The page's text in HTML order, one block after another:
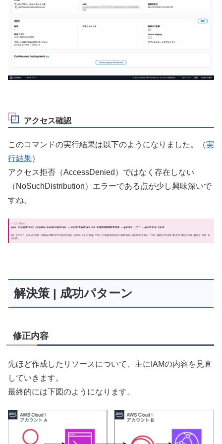
アクセス確認
このコマンドの実行結果は以下のようになりました。（実
行結果）
アクセス拒否（AccessDenied）ではなく存在しない
（NoSuchDistribution）エラーである点が少し興味深いで
すね。
解決策 | 成功パターン
修正内容
先ほど作成したリソースについて、主にIAMの内容を見直
していきます。
最終的には下図のようになります。